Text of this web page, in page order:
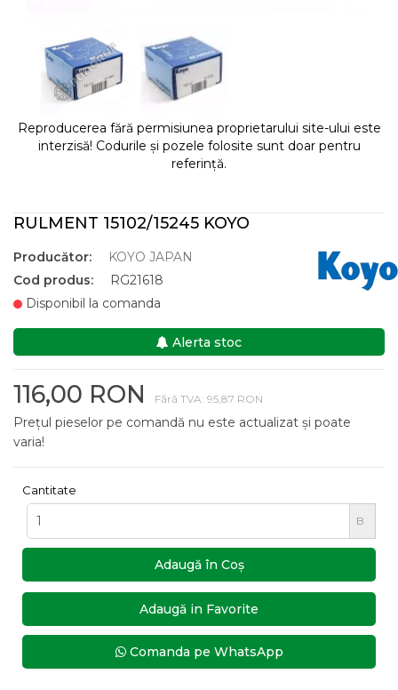
Reproducerea fără permisiunea proprietarului site-ului este
interzisă! Codurile și pozele folosite sunt doar pentru
referință.
RULMENT 15102/15245 KOYO
Producător:
KOYO JAPAN
Cod produs:
RG21618
Disponibil la comanda
Alerta stoc
116,00 RON Fără TVA: 95,87 RON
Prețul pieselor pe comandă nu este actualizat și poate
varia!
Cantitate
B
Adaugă în Coş
Adaugă in Favorite
Comanda pe WhatsApp